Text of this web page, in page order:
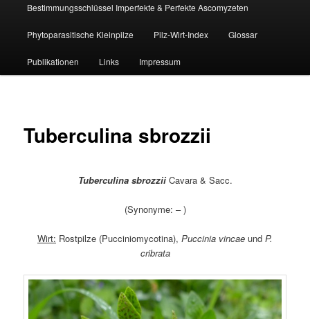
Bestimmungsschlüssel Imperfekte & Perfekte Ascomyzeten
Phytoparasitische Kleinpilze Pilz-Wirt-Index Glossar
Publikationen Links Impressum
Tuberculina sbrozzii
Tuberculina sbrozzii Cavara & Sacc.
(Synonyme: – )
Wirt: Rostpilze (Pucciniomycotina), Puccinia vincae und P.
cribrata